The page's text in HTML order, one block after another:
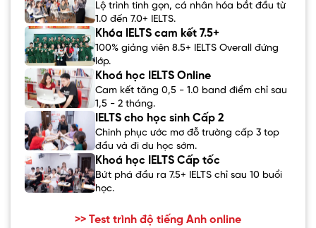
Lộ trình tinh gọn, cá nhân hóa bắt đầu từ
1.0 đến 7.0+ IELTS.
Khóa IELTS cam kết 7.5+
100% giảng viên 8.5+ IELTS Overall đứng
lớp.
Khoá học IELTS Online
Cam kết tăng 0,5 - 1.0 band điểm chỉ sau
1,5 - 2 tháng.
IELTS cho học sinh Cấp 2
Chinh phục ước mơ đỗ trường cấp 3 top
đầu và đi du học sớm.
Khoá học IELTS Cấp tốc
Bứt phá đầu ra 7.5+ IELTS chỉ sau 10 buổi
học.
>> Test trình độ tiếng Anh online